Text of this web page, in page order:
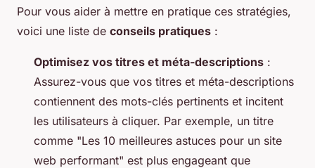
Pour vous aider à mettre en pratique ces stratégies,
voici une liste de conseils pratiques :
Optimisez vos titres et méta-descriptions :
Assurez-vous que vos titres et méta-descriptions
contiennent des mots-clés pertinents et incitent
les utilisateurs à cliquer. Par exemple, un titre
comme "Les 10 meilleures astuces pour un site
web performant" est plus engageant que